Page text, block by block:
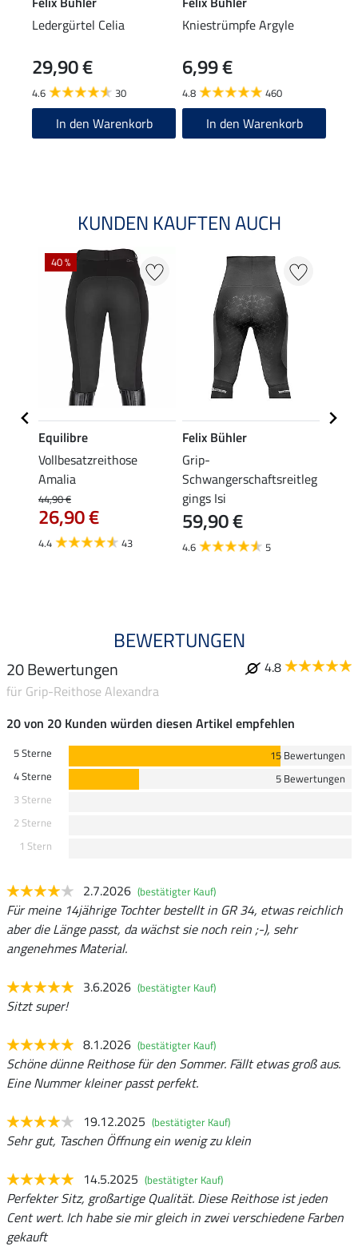
Ledergürtel Celia
29,90 €
4.6 30
In den Warenkorb
Kniestrümpfe Argyle
6,99 €
4.8 460
In den Warenkorb
KUNDEN KAUFTEN AUCH
40 %
Equilibre
Vollbesatzreithose
Amalia
44,90 €
26,90 €
4.4 43
Felix Bühler
Grip-
Schwangerschaftsreitleg
gings Isi
59,90 €
4.6 5
BEWERTUNGEN
20 Bewertungen
4.8
für Grip-Reithose Alexandra
20 von 20 Kunden würden diesen Artikel empfehlen
5 Sterne
15 Bewertungen
4 Sterne
5 Bewertungen
3 Sterne
2 Sterne
1 Stern
2.7.2026 (bestätigter Kauf)
Für meine 14jährige Tochter bestellt in GR 34, etwas reichlich
aber die Länge passt, da wächst sie noch rein ;-), sehr
angenehmes Material.
3.6.2026 (bestätigter Kauf)
Sitzt super!
8.1.2026 (bestätigter Kauf)
Schöne dünne Reithose für den Sommer. Fällt etwas groß aus.
Eine Nummer kleiner passt perfekt.
19.12.2025 (bestätigter Kauf)
Sehr gut, Taschen Öffnung ein wenig zu klein
14.5.2025 (bestätigter Kauf)
Perfekter Sitz, großartige Qualität. Diese Reithose ist jeden
Cent wert. Ich habe sie mir gleich in zwei verschiedene Farben
gekauft